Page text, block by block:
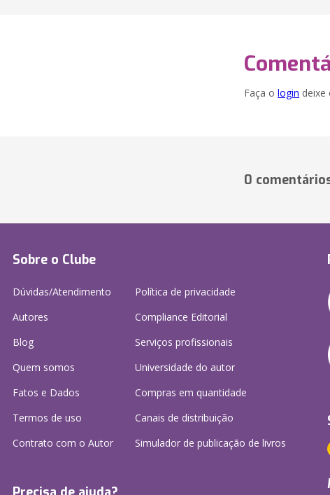
Faça o login deixe
0
Sobre o Clube
Dúvidas/Atendimento
Autores
Blog
Quem somos
Fatos e Dados
Termos de uso
Contrato com o Autor
Política de privacidade
Compliance Editorial
Serviços profissionais
Universidade do autor
Compras em quantidade
Canais de distribuição
Simulador de publicação de livros